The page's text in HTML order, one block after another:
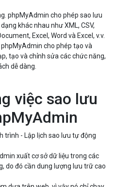
phpMyAdmin cho phép sao lưu
khác nhau như XML, CSV,
Excel, Word và Excel, v.v.
cho phép tạo và
tạo và chỉnh sửa các chức năng,
dễ dàng.
việc sao lưu
trình - Lập lịch sao lưu tự động
xuất cơ sở dữ liệu trong các
do đó cần dung lượng lưu trữ cao